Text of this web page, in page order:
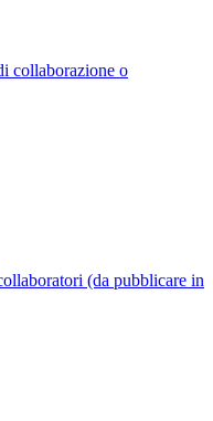
collaborazione o
(da pubblicare in